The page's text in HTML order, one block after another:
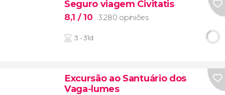
Seguro viagem Civitatis
8,1 / 10 3.280 opiniões
3 - 31d
Excursão ao Santuário dos
Vaga-lumes